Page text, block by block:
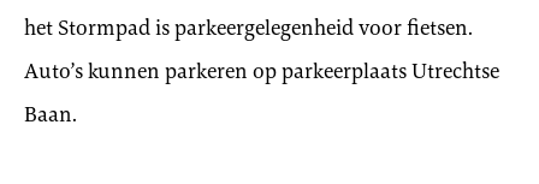
het Stormpad is parkeergelegenheid voor fietsen.
Auto’s kunnen parkeren op parkeerplaats Utrechtse
Baan.